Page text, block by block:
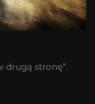
drugą stronę”.